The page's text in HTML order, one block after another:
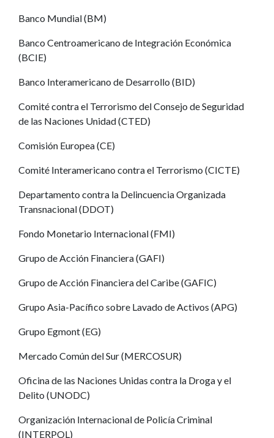
Banco Mundial (BM)
Banco Centroamericano de Integración Económica
(BCIE)
Banco Interamericano de Desarrollo (BID)
Comité contra el Terrorismo del Consejo de Seguridad
de las Naciones Unidad (CTED)
Comisión Europea (CE)
Comité Interamericano contra el Terrorismo (CICTE)
Departamento contra la Delincuencia Organizada
Transnacional (DDOT)
Fondo Monetario Internacional (FMI)
Grupo de Acción Financiera (GAFI)
Grupo de Acción Financiera del Caribe (GAFIC)
Grupo Asia-Pacífico sobre Lavado de Activos (APG)
Grupo Egmont (EG)
Mercado Común del Sur (MERCOSUR)
Oficina de las Naciones Unidas contra la Droga y el
Delito (UNODC)
Organización Internacional de Policía Criminal
(INTERPOL)